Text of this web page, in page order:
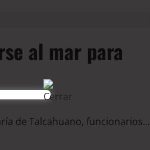
al mar para
de Talcahuano, funcionarios...